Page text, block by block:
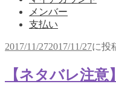
メンバー
支払い
2017/11/272017/11/27に投
【ネタバレ注